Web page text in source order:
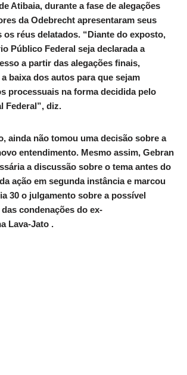
Atibaia, durante a fase de alegações
da Odebrecht apresentaram seus
os réus delatados. “Diante do exposto,
Público Federal seja declarada a
a partir das alegações finais,
baixa dos autos para que sejam
processuais na forma decidida pelo
Federal”, diz.
ainda não tomou uma decisão sobre a
entendimento. Mesmo assim, Gebran
a discussão sobre o tema antes do
ação em segunda instância e marcou
30 o julgamento sobre a possível
condenações do ex-
Lava-Jato .